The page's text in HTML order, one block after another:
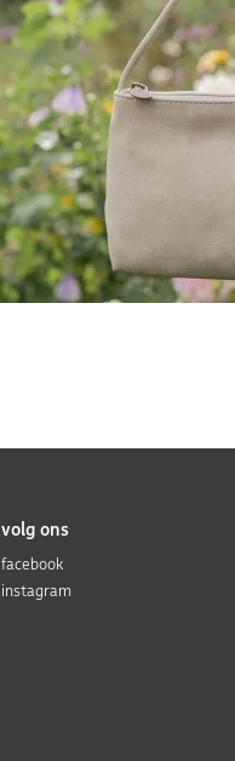
volg ons
facebook
instagram